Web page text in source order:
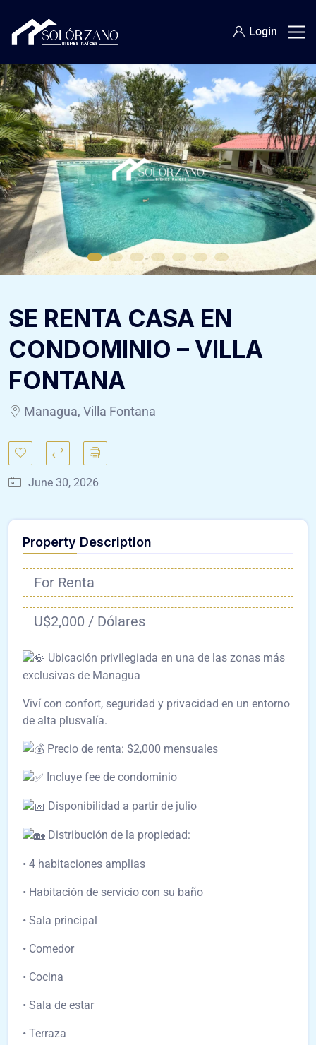
Login
SE RENTA CASA EN
CONDOMINIO – VILLA
FONTANA
Managua, Villa Fontana
June 30, 2026
Property Description
For Renta
U$2,000 / Dólares
Ubicación privilegiada en una de las zonas más
exclusivas de Managua
Viví con confort, seguridad y privacidad en un entorno
de alta plusvalía.
Precio de renta: $2,000 mensuales
Incluye fee de condominio
Disponibilidad a partir de julio
Distribución de la propiedad:
• 4 habitaciones amplias
• Habitación de servicio con su baño
• Sala principal
• Comedor
• Cocina
• Sala de estar
• Terraza